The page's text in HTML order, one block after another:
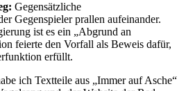
Gegensätzliche
Gegenspieler prallen aufeinander.
ist es ein „Abgrund an
feierte den Vorfall als Beweis dafür,
erfüllt.
ich Textteile aus „Immer auf Asche“